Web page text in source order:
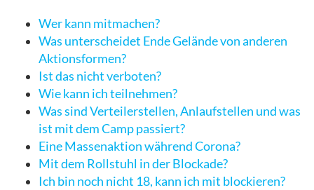
Wer kann mitmachen?
Was unterscheidet Ende Gelände von anderen
Aktionsformen?
Ist das nicht verboten?
Wie kann ich teilnehmen?
Was sind Verteilerstellen, Anlaufstellen und was
ist mit dem Camp passiert?
Eine Massenaktion während Corona?
Mit dem Rollstuhl in der Blockade?
Ich bin noch nicht 18, kann ich mit blockieren?